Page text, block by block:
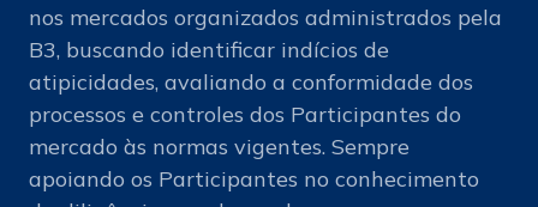
nos mercados organizados administrados pela
B3, buscando identificar indícios de
atipicidades, avaliando a conformidade dos
processos e controles dos Participantes do
mercado às normas vigentes. Sempre
apoiando os Participantes no conhecimento